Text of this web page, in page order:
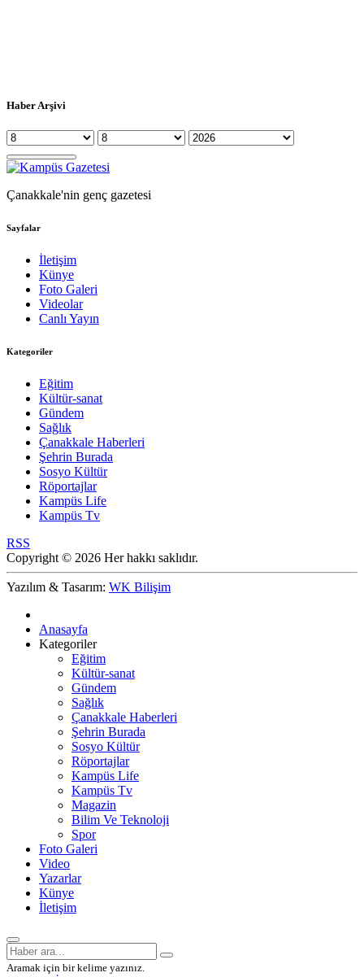
Haber Arşivi
Çanakkale'nin genç gazetesi
Sayfalar
İletişim
Künye
Foto Galeri
Videolar
Canlı Yayın
Kategoriler
Eğitim
Kültür-sanat
Gündem
Sağlık
Çanakkale Haberleri
Şehrin Burada
Sosyo Kültür
Röportajlar
Kampüs Life
Kampüs Tv
RSS
Copyright © 2026 Her hakkı saklıdır.
Yazılım & Tasarım: WK Bilişim
Anasayfa
Kategoriler
Eğitim
Kültür-sanat
Gündem
Sağlık
Çanakkale Haberleri
Şehrin Burada
Sosyo Kültür
Röportajlar
Kampüs Life
Kampüs Tv
Magazin
Bilim Ve Teknoloji
Spor
Foto Galeri
Video
Yazarlar
Künye
İletişim
Aramak için bir kelime yazınız.